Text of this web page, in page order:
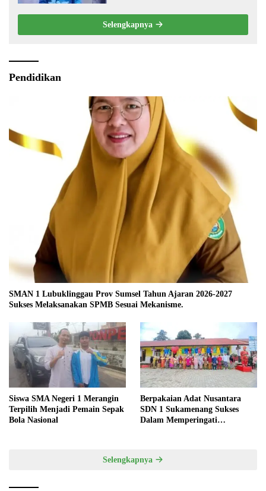
Kabupaten Musi Rawas Tahun
Anggaran 2025.
Selengkapnya
Pendidikan
SMAN 1 Lubuklinggau Prov Sumsel Tahun Ajaran 2026-2027
Sukses Melaksanakan SPMB Sesuai Mekanisme.
Siswa SMA Negeri 1 Merangin
Terpilih Menjadi Pemain Sepak
Bola Nasional
Berpakaian Adat Nusantara
SDN 1 Sukamenang Sukses
Dalam Memperingati
Selengkapnya